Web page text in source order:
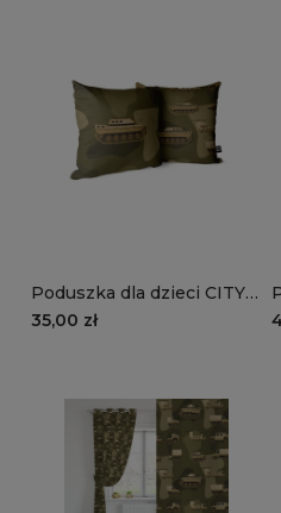
Poduszka dla dzieci CITY
LIFE wzór D119 | moro
35,00 zł